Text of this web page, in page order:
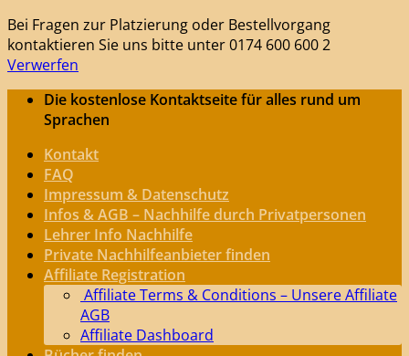
Bei Fragen zur Platzierung oder Bestellvorgang
kontaktieren Sie uns bitte unter 0174 600 600 2
Verwerfen
Zum
Inhalt
Die kostenlose Kontaktseite für alles rund um
Sprachen
Kontakt
FAQ
Impressum & Datenschutz
Infos & AGB – Nachhilfe durch Privatpersonen
Lehrer Info Nachhilfe
Private Nachhilfeanbieter finden
Affiliate Registration
Affiliate Terms & Conditions – Unsere Affiliate
AGB
Affiliate Dashboard